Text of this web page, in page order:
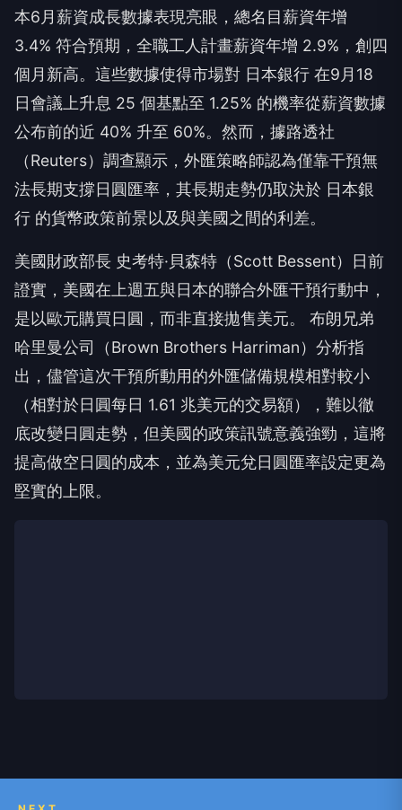
本6月薪資成長數據表現亮眼，總名目薪資年增
3.4% 符合預期，全職工人計畫薪資年增 2.9%，創四
個月新高。這些數據使得市場對 日本銀行 在9月18
日會議上升息 25 個基點至 1.25% 的機率從薪資數據
公布前的近 40% 升至 60%。然而，據路透社
（Reuters）調查顯示，外匯策略師認為僅靠干預無
法長期支撐日圓匯率，其長期走勢仍取決於 日本銀
行 的貨幣政策前景以及與美國之間的利差。
美國財政部長 史考特·貝森特（Scott Bessent）日前
證實，美國在上週五與日本的聯合外匯干預行動中，
是以歐元購買日圓，而非直接拋售美元。 布朗兄弟
哈里曼公司（Brown Brothers Harriman）分析指
出，儘管這次干預所動用的外匯儲備規模相對較小
（相對於日圓每日 1.61 兆美元的交易額），難以徹
底改變日圓走勢，但美國的政策訊號意義強勁，這將
提高做空日圓的成本，並為美元兌日圓匯率設定更為
堅實的上限。